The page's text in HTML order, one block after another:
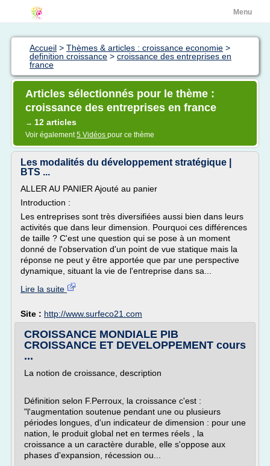
Menu
Accueil > Thèmes & articles : croissance economie >
definition croissance > croissance des entreprises en
france
Articles sélectionnés pour le thème :
croissance des entreprises en france
→ 12 articles
Voir également5 Vidéos pour ce thème
Les modalités du développement stratégique |
BTS ...
ALLER AU PANIER Ajouté au panier
Introduction :
Les entreprises sont très diversifiées aussi bien dans leurs
activités que dans leur dimension. Pourquoi ces différences
de taille ? C'est une question qui se pose à un moment
donné de l'observation d'un point de vue statique mais la
réponse ne peut y être apportée que par une perspective
dynamique, situant la vie de l'entreprise dans sa...
Lire la suite
Site : http://www.surfeco21.com
CROISSANCE MONDIALE PIB
CROISSANCE ET DEVELOPPEMENT cours
...
La notion de croissance, description
Définition selon F.Perroux, la croissance c'est :
"l'augmentation soutenue pendant une ou plusieurs
périodes longues, d'un indicateur de dimension : pour une
nation, le produit global net en termes réels , la
croissance a un caractère durable, elle s'oppose aux
phases d'expansion, récession ou...